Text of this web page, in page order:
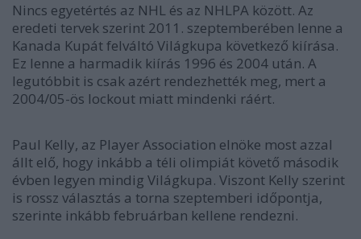
Nincs egyetértés az NHL és az NHLPA között. Az
eredeti tervek szerint 2011. szeptemberében lenne a
Kanada Kupát felváltó Világkupa következő kiírása.
Ez lenne a harmadik kiírás 1996 és 2004 után. A
legutóbbit is csak azért rendezhették meg, mert a
2004/05-ös lockout miatt mindenki ráért.
Paul Kelly, az Player Association elnöke most azzal
állt elő, hogy inkább a téli olimpiát követő második
évben legyen mindig Világkupa. Viszont Kelly szerint
is rossz választás a torna szeptemberi időpontja,
szerinte inkább februárban kellene rendezni.